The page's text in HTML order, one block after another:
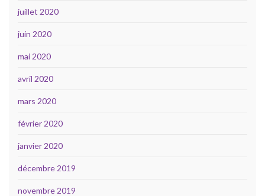
juillet 2020
juin 2020
mai 2020
avril 2020
mars 2020
février 2020
janvier 2020
décembre 2019
novembre 2019